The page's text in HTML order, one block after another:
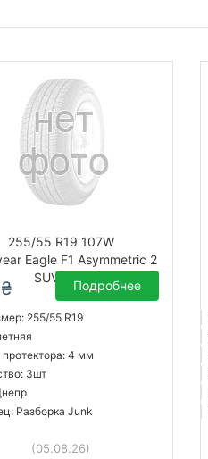
255/55 R19 107W
Eagle F1 Asymmetric 2
SUV-4X4
Подробнее
255/55 R19
протектора: 4 мм
3шт
Разборка Junk
(05.08.26)